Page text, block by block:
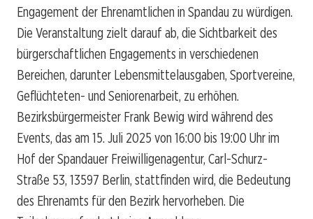
Engagement der Ehrenamtlichen in Spandau zu würdigen.
Die Veranstaltung zielt darauf ab, die Sichtbarkeit des
bürgerschaftlichen Engagements in verschiedenen
Bereichen, darunter Lebensmittelausgaben, Sportvereine,
Geflüchteten- und Seniorenarbeit, zu erhöhen.
Bezirksbürgermeister Frank Bewig wird während des
Events, das am 15. Juli 2025 von 16:00 bis 19:00 Uhr im
Hof der Spandauer Freiwilligenagentur, Carl-Schurz-
Straße 53, 13597 Berlin, stattfinden wird, die Bedeutung
des Ehrenamts für den Bezirk hervorheben. Die